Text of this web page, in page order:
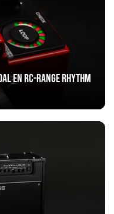
en RC-Range rhythm